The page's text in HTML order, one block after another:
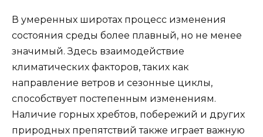
В умеренных широтах процесс изменения
состояния среды более плавный, но не менее
значимый. Здесь взаимодействие
климатических факторов, таких как
направление ветров и сезонные циклы,
способствует постепенным изменениям.
Наличие горных хребтов, побережий и других
природных препятствий также играет важную